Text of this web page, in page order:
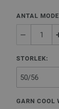
ANTAL
STORLEK:
GARN COOL